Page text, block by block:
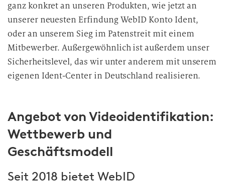
ganz konkret an unseren Produkten, wie jetzt an
unserer neuesten Erfindung WebID Konto Ident,
oder an unserem Sieg im Patenstreit mit einem
Mitbewerber. Außergewöhnlich ist außerdem unser
Sicherheitslevel, das wir unter anderem mit unserem
eigenen Ident-Center in Deutschland realisieren.
Angebot von Videoidentifikation:
Wettbewerb und
Geschäftsmodell
Seit 2018 bietet WebID